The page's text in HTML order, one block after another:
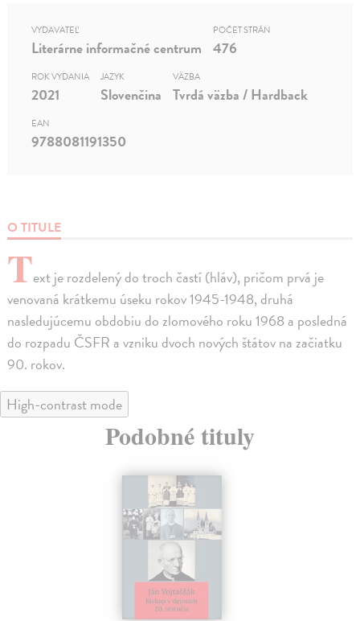
O TITULE
Text je rozdelený do troch častí (hláv), pričom prvá je
venovaná krátkemu úseku rokov 1945-1948, druhá
nasledujúcemu obdobiu do zlomového roku 1968 a posledná
do rozpadu ČSFR a vzniku dvoch nových štátov na začiatku
90. rokov.
VYDAVATEĽ
Literárne informačné centrum
POČET STRÁN
476
ROK VYDANIA
2021
JAZYK
Slovenčina
VÄZBA
Tvrdá väzba / Hardback
EAN
9788081191350
High-contrast mode
Podobné tituly